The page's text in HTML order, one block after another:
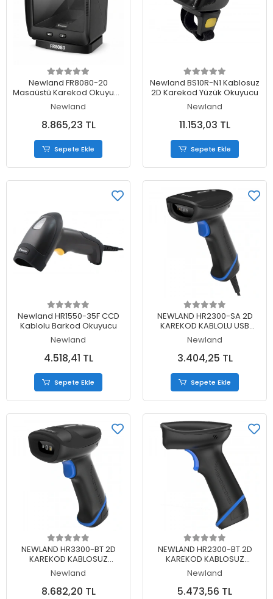
Sepete Ekle
Newland FR8080-20
Masaüstü Karekod Okuyucu
USB Bağlantılı
Newland
8.865,23 TL
Sepete Ekle
Sepete Ekle
Newland BS10R-N1 Kablosuz
2D Karekod Yüzük Okuyucu
Newland
11.153,03 TL
Sepete Ekle
Sepete Ekle
Newland HR1550-35F CCD
Kablolu Barkod Okuyucu
Newland
4.518,41 TL
Sepete Ekle
Sepete Ekle
NEWLAND HR2300-SA 2D
KAREKOD KABLOLU USB
BARKOD OKUYUCU + STAND
Newland
3.404,25 TL
Sepete Ekle
Sepete Ekle
NEWLAND HR3300-BT 2D
KAREKOD KABLOSUZ
BLUETOOTH BARKOD
OKUYUCU + STAND
Newland
8.682,20 TL
Sepete Ekle
NEWLAND HR2300-BT 2D
KAREKOD KABLOSUZ
BLUETOOTH BARKOD
OKUYUCU + STAND
Newland
5.473,56 TL